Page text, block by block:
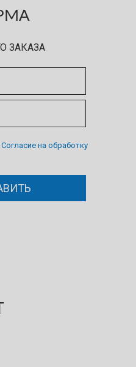
ЗАКАЗА
Согласие на обработку